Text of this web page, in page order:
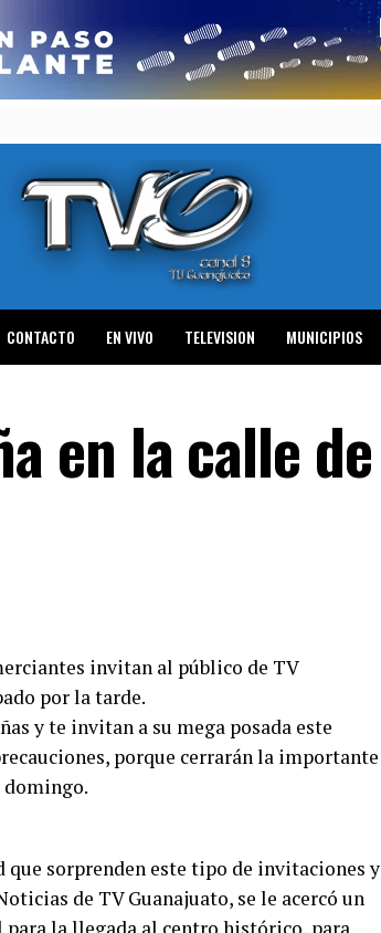
CONTACTO EN VIVO TELEVISION MUNICIPIOS
en la calle de
invitan al público de TV
por la tarde.
y te invitan a su mega posada este
porque cerrarán la importante
domingo.
que sorprenden este tipo de invitaciones y
de TV Guanajuato, se le acercó un